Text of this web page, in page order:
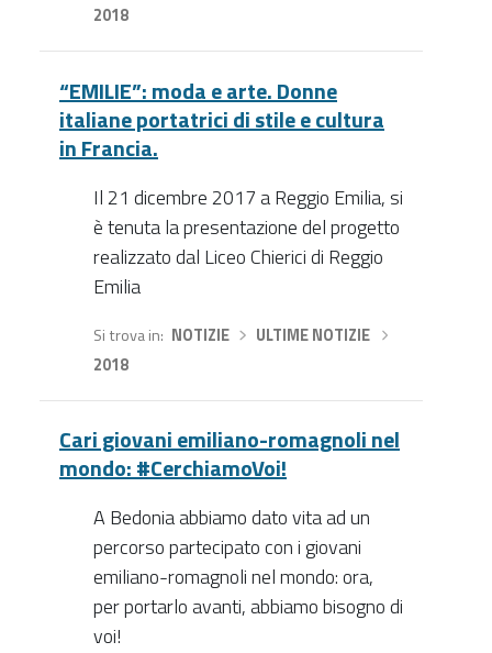
2018
“EMILIE”: moda e arte. Donne
italiane portatrici di stile e cultura
in Francia.
Il 21 dicembre 2017 a Reggio Emilia, si
è tenuta la presentazione del progetto
realizzato dal Liceo Chierici di Reggio
Emilia
Si trova in NOTIZIE› ULTIME NOTIZIE
2018
Cari giovani emiliano-romagnoli nel
mondo: #CerchiamoVoi!
A Bedonia abbiamo dato vita ad un
percorso partecipato con i giovani
emiliano-romagnoli nel mondo: ora,
per portarlo avanti, abbiamo bisogno di
voi!